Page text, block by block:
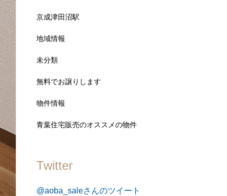
京成津田沼駅
地域情報
未分類
無料でお譲りします
物件情報
青葉住宅販売のオススメの物件
Twitter
@aoba_saleさんのツイート